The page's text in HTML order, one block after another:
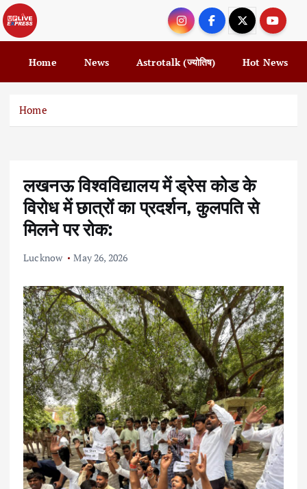
k
i
o
Home News Astrotalk (ज्योतिष) Hot News
Home
लखनऊ विश्वविद्यालय में ड्रेस कोड के
विरोध में छात्रों का प्रदर्शन, कुलपति से
मिलने पर रोक:
Lucknow May 26, 2026